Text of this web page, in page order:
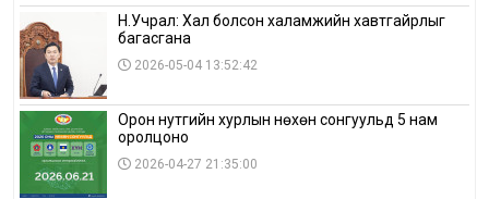
Н.Учрал: Хал болсон халамжийн хавтгайрлыг
багасгана
2026-05-04 13:52:42
Орон нутгийн хурлын нөхөн сонгуульд 5 нам
оролцоно
2026-04-27 21:35:00